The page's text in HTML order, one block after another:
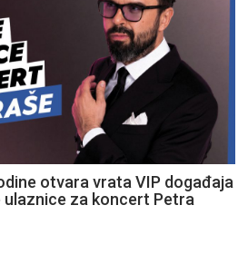
otvara vrata VIP događaja
ulaznice za koncert Petra